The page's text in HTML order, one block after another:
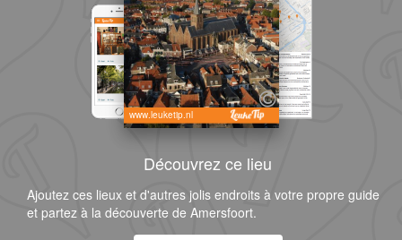
www.leuketip.nl
Découvrez ce lieu
Ajoutez ces lieux et d'autres jolis endroits à votre propre guide
et partez à la découverte de Amersfoort.